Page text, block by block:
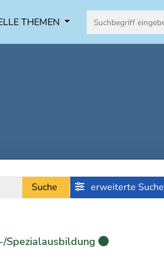
THEMEN
Suche erweiterte Suche
Spezialausbildung